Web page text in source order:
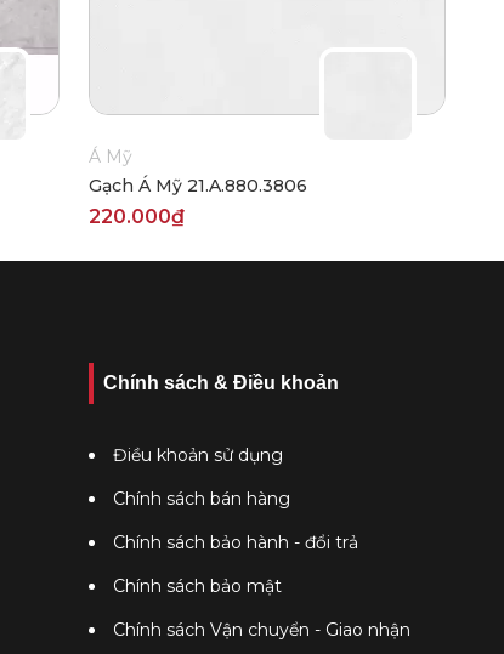
Á Mỹ
Gạch Á Mỹ 21.A.880.3806
220.000₫
Chính sách & Điều khoản
Điều khoản sử dụng
Chính sách bán hàng
Chính sách bảo hành - đổi trả
Chính sách bảo mật
Chính sách Vận chuyển - Giao nhận